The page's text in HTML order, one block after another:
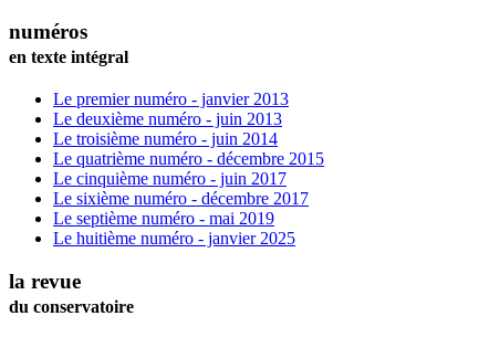
numéros
en texte intégral
Le premier numéro - janvier 2013
Le deuxième numéro - juin 2013
Le troisième numéro - juin 2014
Le quatrième numéro - décembre 2015
Le cinquième numéro - juin 2017
Le sixième numéro - décembre 2017
Le septième numéro - mai 2019
Le huitième numéro - janvier 2025
la revue
du conservatoire